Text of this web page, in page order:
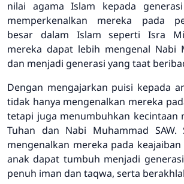
nilai agama Islam kepada
memperkenalkan mereka pada
besar dalam Islam seperti Isra
mereka dapat lebih mengenal Nabi
dan menjadi generasi yang taat
Dengan mengajarkan puisi kepada
tidak hanya mengenalkan mereka
tetapi juga menumbuhkan kecintaan
Tuhan dan Nabi Muhammad SAW.
mengenalkan mereka pada
anak dapat tumbuh menjadi
penuh iman dan taqwa, serta